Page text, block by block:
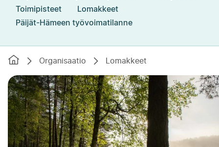
Toimipisteet
Lomakkeet
Päijät-Hämeen työvoimatilanne
EtusivuOrganisaatio Lomakkeet